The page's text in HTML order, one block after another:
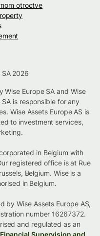
otroctve
2026
Europe SA and Wise
SA is responsible for any
Wise Assets Europe AS is
to investment services,
in Belgium with
registered office is at Rue
Belgium. Wise is a
in Belgium.
by Wise Assets Europe AS,
number 16267372.
and regulated as an
Supervision and